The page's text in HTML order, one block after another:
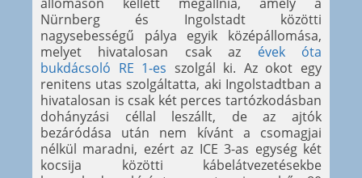
állomáson kellett megállnia, amely a
Nürnberg és Ingolstadt közötti
nagysebességű pálya egyik középállomása,
melyet hivatalosan csak az évek óta
bukdácsoló RE 1-es szolgál ki. Az okot egy
renitens utas szolgáltatta, aki Ingolstadtban a
hivatalosan is csak két perces tartózkodásban
dohányzási céllal leszállt, de az ajtók
bezáródása után nem kívánt a csomagjai
nélkül maradni, ezért az ICE 3-as egység két
kocsija közötti kábelátvezetésekbe